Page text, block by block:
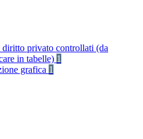
privato controllati (da
in tabelle) 1
grafica 1